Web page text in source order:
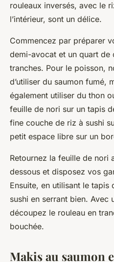
rouleaux inversés, avec le
l’intérieur, sont un délice.
Commencez par préparer
demi-avocat et un quart de
tranches. Pour le poisson,
d’utiliser du saumon fumé,
également utiliser du thon
feuille de nori sur un tapis
fine couche de riz à sushi
petit espace libre sur un
Retournez la feuille de nori
dessous et disposez vos
Ensuite, en utilisant le
sushi en serrant bien. Avec
découpez le rouleau en
bouchée.
Makis au saumon